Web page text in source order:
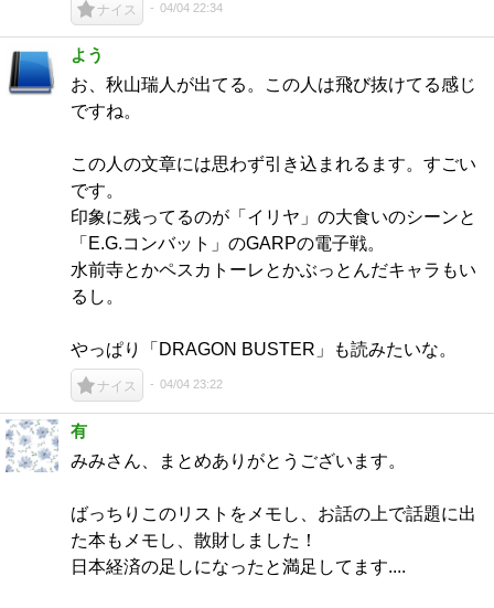
ナイス 04/04 22:34
よう
お、秋山瑞人が出てる。この人は飛び抜けてる感じ
ですね。
この人の文章には思わず引き込まれるます。すごい
です。
印象に残ってるのが「イリヤ」の大食いのシーンと
「E.G.コンバット」のGARPの電子戦。
水前寺とかペスカトーレとかぶっとんだキャラもい
るし。
やっぱり「DRAGON BUSTER」も読みたいな。
ナイス 04/04 23:22
有
みみさん、まとめありがとうございます。
ばっちりこのリストをメモし、お話の上で話題に出
た本もメモし、散財しました！
日本経済の足しになったと満足してます....